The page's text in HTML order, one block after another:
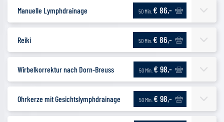
Manuelle Lymphdrainage 50 Min. € 86,-
Reiki 50 Min. € 86,-
Wirbelkorrektur nach Dorn-Breuss 50 Min. € 98,-
Ohrkerze mit Gesichtslymphdrainage 50 Min. € 98,-